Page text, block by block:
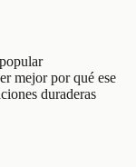
mejor por qué ese
duraderas